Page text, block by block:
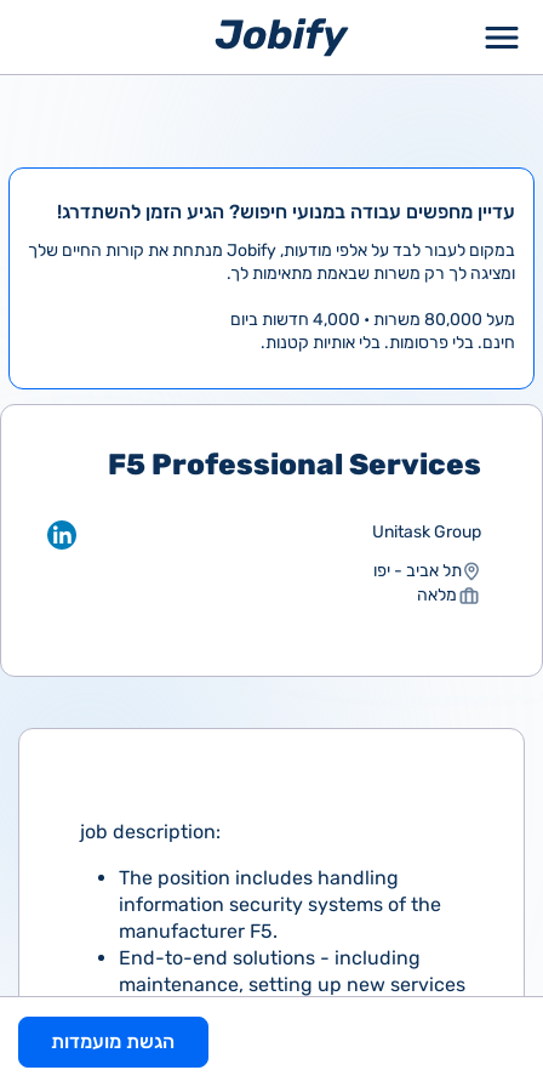
עדיין מחפשים עבודה במנועי חיפוש? הגיע הזמן להשתדרג!
במקום לעבור לבד על אלפי מודעות, Jobify מנתחת את קורות החיים שלך
ומציגה לך רק משרות שבאמת מתאימות לך.
מעל 80,000 משרות • 4,000 חדשות ביום
חינם. בלי פרסומות. בלי אותיות קטנות.
F5 Professional Services
Unitask Group
תל אביב - יפו
מלאה
job description:
The position includes handling
information security systems of the
manufacturer F5.
End-to-end solutions - including
maintenance, setting up new services
and troubleshooting.
The main modules for working in F5
are: APM, ASM (WAF), LTM, DNS, IRULES
הגשת מועמדות